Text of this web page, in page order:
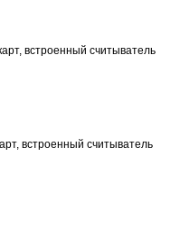
встроенный считыватель
встроенный считыватель